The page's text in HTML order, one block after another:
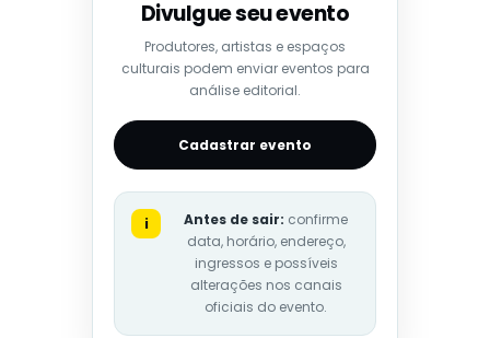
Divulgue seu evento
Produtores, artistas e espaços
culturais podem enviar eventos para
análise editorial.
Cadastrar evento
i Antes de sair: confirme
data, horário, endereço,
ingressos e possíveis
alterações nos canais
oficiais do evento.